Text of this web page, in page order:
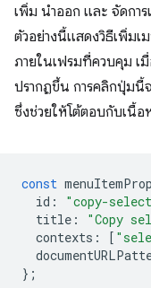
เพิ่ม นำออก และ จัดกา
ตัวอย่างนี้แสดงวิธีเพิ่มเ
ภายในเฟรมที่ควบคุม เ
ปรากฏขึ้น การคลิกปุ่มนี้
ซึ่งช่วยให้โต้ตอบกับเนื้
const
id : "copy-
title : "Copy
contexts : [
};